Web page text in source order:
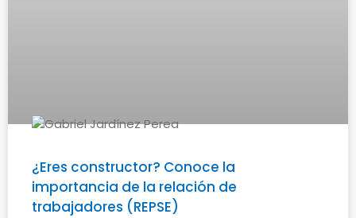
¿Eres constructor? Conoce la
importancia de la relación de
trabajadores (REPSE)